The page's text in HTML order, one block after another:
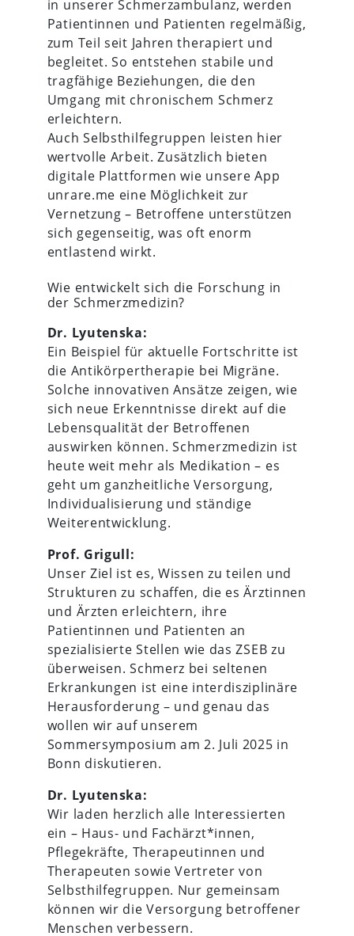
in unserer Schmerzambulanz, werden
Patientinnen und Patienten regelmäßig,
zum Teil seit Jahren therapiert und
begleitet. So entstehen stabile und
tragfähige Beziehungen, die den
Umgang mit chronischem Schmerz
erleichtern.
Auch Selbsthilfegruppen leisten hier
wertvolle Arbeit. Zusätzlich bieten
digitale Plattformen wie unsere App
unrare.me eine Möglichkeit zur
Vernetzung – Betroffene unterstützen
sich gegenseitig, was oft enorm
entlastend wirkt.
Wie entwickelt sich die Forschung in
der Schmerzmedizin?
Dr. Lyutenska:
Ein Beispiel für aktuelle Fortschritte ist
die Antikörpertherapie bei Migräne.
Solche innovativen Ansätze zeigen, wie
sich neue Erkenntnisse direkt auf die
Lebensqualität der Betroffenen
auswirken können. Schmerzmedizin ist
heute weit mehr als Medikation – es
geht um ganzheitliche Versorgung,
Individualisierung und ständige
Weiterentwicklung.
Prof. Grigull:
Unser Ziel ist es, Wissen zu teilen und
Strukturen zu schaffen, die es Ärztinnen
und Ärzten erleichtern, ihre
Patientinnen und Patienten an
spezialisierte Stellen wie das ZSEB zu
überweisen. Schmerz bei seltenen
Erkrankungen ist eine interdisziplinäre
Herausforderung – und genau das
wollen wir auf unserem
Sommersymposium am 2. Juli 2025 in
Bonn diskutieren.
Dr. Lyutenska:
Wir laden herzlich alle Interessierten
ein – Haus- und Fachärzt*innen,
Pflegekräfte, Therapeutinnen und
Therapeuten sowie Vertreter von
Selbsthilfegruppen. Nur gemeinsam
können wir die Versorgung betroffener
Menschen verbessern.